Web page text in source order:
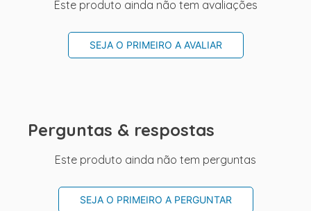
Este produto ainda não tem avaliações
SEJA O PRIMEIRO A AVALIAR
Perguntas & respostas
Este produto ainda não tem perguntas
SEJA O PRIMEIRO A PERGUNTAR